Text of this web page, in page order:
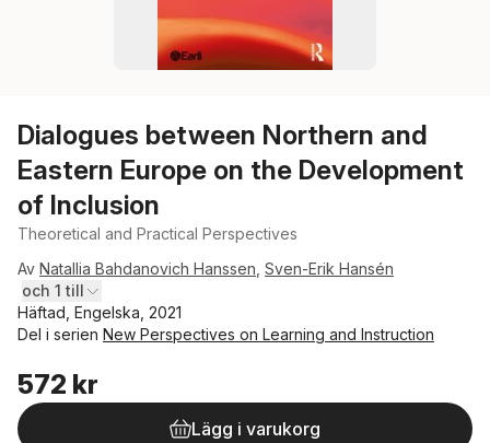
Dialogues between Northern and
Eastern Europe on the Development
of Inclusion
Theoretical and Practical Perspectives
Av Natallia Bahdanovich Hanssen Sven-Erik Hansén
och 1 till
Häftad, Engelska, 2021
Del i serien New Perspectives on Learning and Instruction
572 kr
Lägg i varukorg